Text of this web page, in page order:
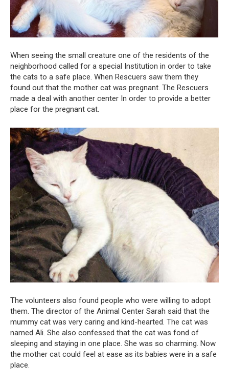
When seeing the small creature one of the residents of the
neighborhood called for a special Institution in order to take
the cats to a safe place. When Rescuers saw them they
found out that the mother cat was pregnant. The Rescuers
made a deal with another center In order to provide a better
place for the pregnant cat.
The volunteers also found people who were willing to adopt
them. The director of the Animal Center Sarah said that the
mummy cat was very caring and kind-hearted. The cat was
named Ali. She also confessed that the cat was fond of
sleeping and staying in one place. She was so charming. Now
the mother cat could feel at ease as its babies were in a safe
place.